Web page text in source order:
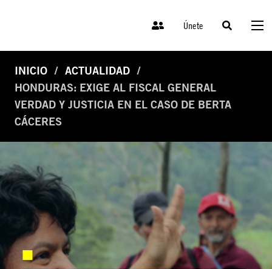
Únete
INICIO
ACTUALIDAD
HONDURAS: EXIGE AL FISCAL GENERAL
VERDAD Y JUSTICIA EN EL CASO DE BERTA
CÁCERES